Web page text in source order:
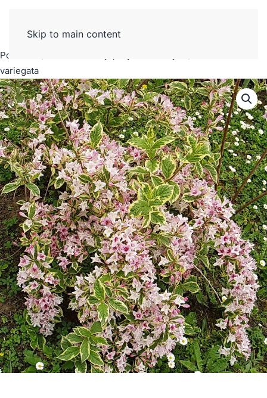
Skip to main content
Početak
variegata